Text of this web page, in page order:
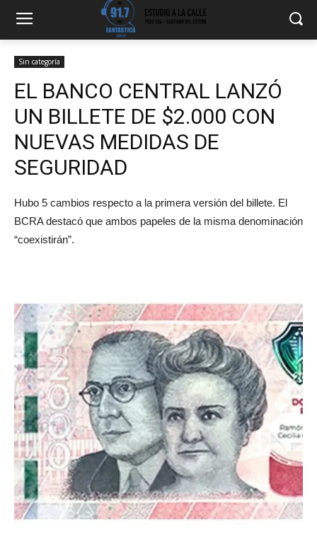
Sin categoría
EL BANCO CENTRAL LANZÓ
UN BILLETE DE $2.000 CON
NUEVAS MEDIDAS DE
SEGURIDAD
Hubo 5 cambios respecto a la primera versión del billete. El
BCRA destacó que ambos papeles de la misma denominación
“coexistirán”.